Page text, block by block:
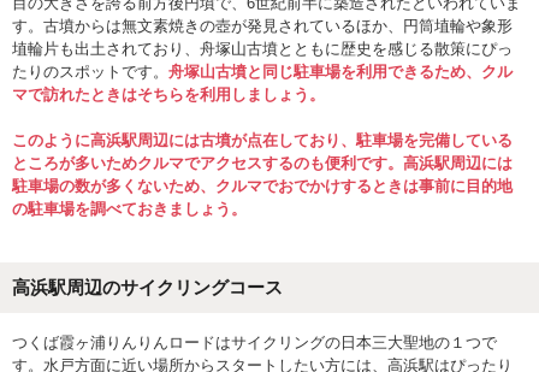
す。古墳からは無文素焼きの壺が発見されているほか、円筒埴輪や象形
埴輪片も出土されており、舟塚山古墳とともに歴史を感じる散策にぴっ
たりのスポットです。 舟塚山古墳と同じ駐車場を利用できるため、クル
マで訪れたときはそちらを利用しましょう。
このように高浜駅周辺には古墳が点在しており、駐車場を完備している
ところが多いためクルマでアクセスするのも便利です。高浜駅周辺には
駐車場の数が多くないため、クルマでおでかけするときは事前に目的地
の駐車場を調べておきましょう。
高浜駅周辺のサイクリングコース
つくば霞ヶ浦りんりんロードはサイクリングの日本三大聖地の１つで
す。水戸方面に近い場所からスタートしたい方には、高浜駅はぴったり